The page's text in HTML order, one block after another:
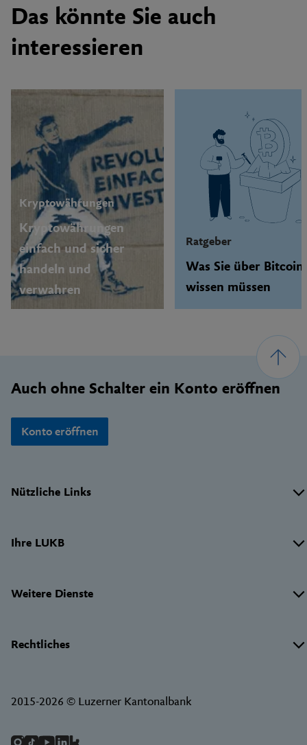
Das könnte Sie auch
interessieren
Kryptowährungen
Kryptowährungen
einfach und sicher
handeln und
verwahren
Ratgeber
Was Sie über Bitcoin
wissen müssen
Auch ohne Schalter ein Konto eröffnen
Konto eröffnen
Nützliche Links
Ihre LUKB
Weitere Dienste
Rechtliches
2015-2026 © Luzerner Kantonalbank